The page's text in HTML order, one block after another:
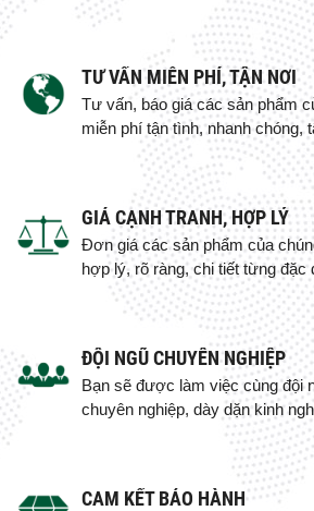
TƯ VẤN MIỄN PHÍ, TẬN NƠI
Tư vấn, báo giá các sản phẩm
miễn phí tận tình, nhanh chóng,
GIÁ CẠNH TRANH, HỢP LÝ
Đơn giá các sản phẩm của
hợp lý, rõ ràng, chi tiết từng
ĐỘI NGŨ CHUYÊN NGHIỆP
Bạn sẽ được làm việc cùng đội
chuyên nghiệp, dày dặn kinh
CAM KẾT BẢO HÀNH